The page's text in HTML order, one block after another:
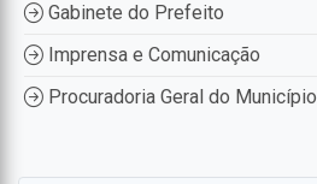
Gabinete do Prefeito
Imprensa e Comunicação
Procuradoria Geral do Município